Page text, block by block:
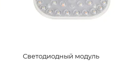
Светодиодный модуль